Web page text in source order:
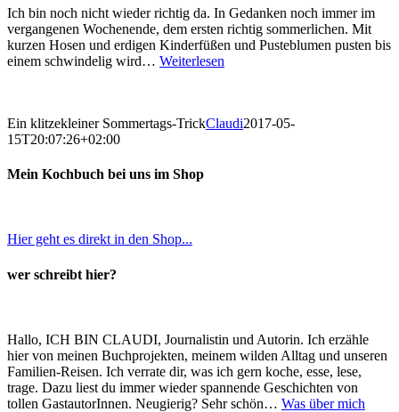
Ich bin noch nicht wieder richtig da. In Gedanken noch immer im
vergangenen Wochenende, dem ersten richtig sommerlichen. Mit
kurzen Hosen und erdigen Kinderfüßen und Pusteblumen pusten bis
einem schwindelig wird… Weiterlesen
Ein klitzekleiner Sommertags-TrickClaudi2017-05-
15T20:07:26+02:00
Mein Kochbuch bei uns im Shop
Hier geht es direkt in den Shop...
wer schreibt hier?
Hallo, ICH BIN CLAUDI, Journalistin und Autorin. Ich erzähle
hier von meinen Buchprojekten, meinem wilden Alltag und unseren
Familien-Reisen. Ich verrate dir, was ich gern koche, esse, lese,
trage. Dazu liest du immer wieder spannende Geschichten von
tollen GastautorInnen. Neugierig? Sehr schön… Was über mich